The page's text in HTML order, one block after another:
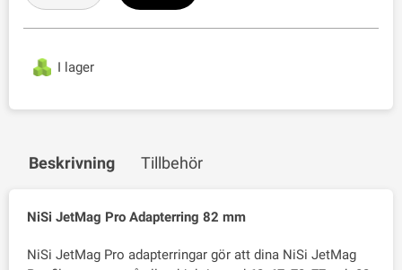
I lager
Beskrivning Tillbehör
NiSi JetMag Pro Adapterring 82 mm
NiSi JetMag Pro adapterringar gör att dina NiSi JetMag